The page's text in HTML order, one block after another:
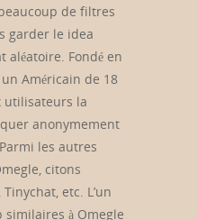
de filtres
garder le idea
aléatoire. Fondé en
Américain de 18
utilisateurs la
anonymement
les autres
citons
etc. L’un
à Omegle